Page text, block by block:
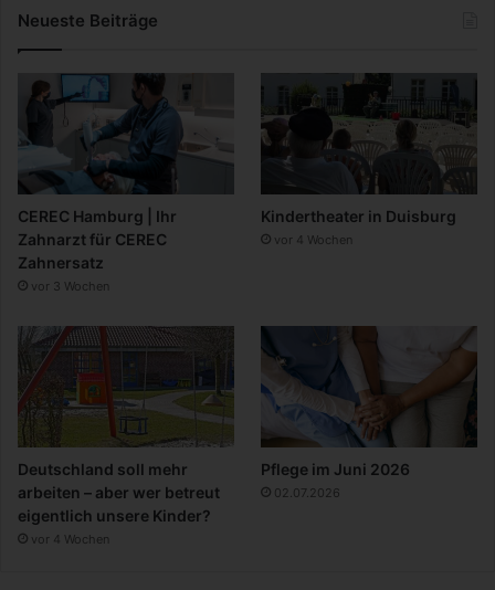
Neueste Beiträge
CEREC Hamburg | Ihr
Zahnarzt für CEREC
Zahnersatz
vor 3 Wochen
Kindertheater in Duisburg
vor 4 Wochen
Deutschland soll mehr
arbeiten – aber wer betreut
eigentlich unsere Kinder?
vor 4 Wochen
Pflege im Juni 2026
02.07.2026